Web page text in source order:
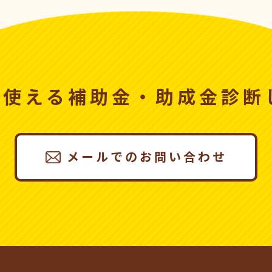
える 補助金・助成金診断
メールでのお問い合わせ